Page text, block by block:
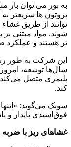
به بور می توان بار
پروتون ها سریعتر
توانند از طریق
شوند. مواد مبتنی بر
تر هستند و عملکرد
پلیمری متصل می‌کند
کند.
سوبک می‌گوید:
فوق‌اسیدی پایدار و
غشاهای ریز با